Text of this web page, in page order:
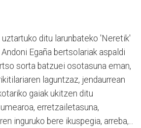
ditu larunbateko 'Neretik'
Egaña bertsolariak aspaldi
sorta batzuei osotasuna eman,
laguntzaz, jendaurrean
gaiak ukitzen ditu
erretzailetasuna,
inguruko bere ikuspegia, arreba,...